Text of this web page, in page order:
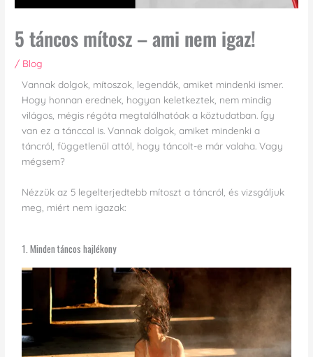
5 táncos mítosz – ami nem igaz!
/ Blog
Vannak dolgok, mítoszok, legendák, amiket mindenki ismer.
Hogy honnan erednek, hogyan keletkeztek, nem mindig
világos, mégis régóta megtalálhatóak a köztudatban. Így
van ez a tánccal is. Vannak dolgok, amiket mindenki a
táncról, függetlenül attól, hogy táncolt-e már valaha. Vagy
mégsem?
Nézzük az 5 legelterjedtebb mítoszt a táncról, és vizsgáljuk
meg, miért nem igazak:
1. Minden táncos hajlékony